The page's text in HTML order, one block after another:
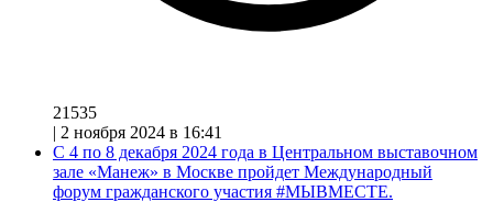
21535
| 2 ноября 2024 в 16:41
С 4 по 8 декабря 2024 года в Центральном выставочном
зале «Манеж» в Москве пройдет Международный
форум гражданского участия #МЫВМЕСТЕ.